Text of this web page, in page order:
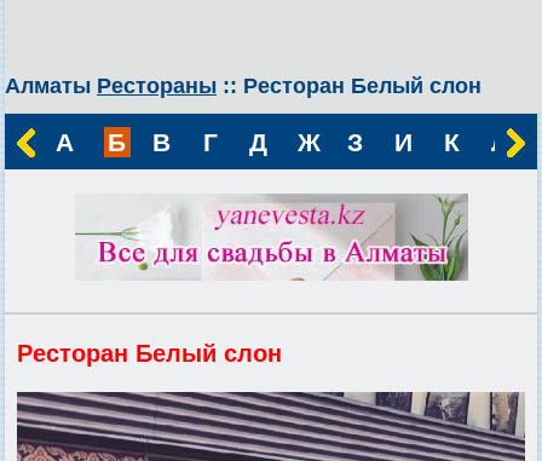
Алматы Рестораны :: Ресторан Белый слон
А Б В Г Д Ж З И К Л
Ресторан Белый слон